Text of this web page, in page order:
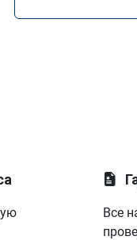
Все